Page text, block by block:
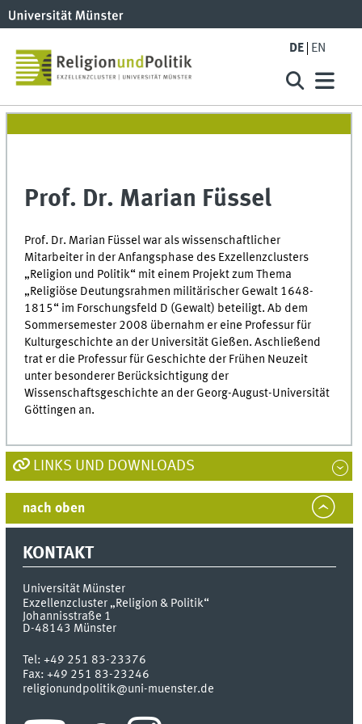
DE EN
Prof. Dr. Marian Füssel
Prof. Dr. Marian Füssel war als wissenschaftlicher
Mitarbeiter in der Anfangsphase des Exzellenzclusters
„Religion und Politik“ mit einem Projekt zum Thema
„Religiöse Deutungsrahmen militärischer Gewalt 1648-
1815“ im Forschungsfeld D (Gewalt) beteiligt. Ab dem
Sommersemester 2008 übernahm er eine Professur für
Kulturgeschichte an der Universität Gießen. Aschließend
trat er die Professur für Geschichte der Frühen Neuzeit
unter besonderer Berücksichtigung der
Wissenschaftsgeschichte an der Georg-August-Universität
Göttingen an.
LINKS UND DOWNLOADS
nach oben
KONTAKT
Universität Münster
Exzellenzcluster „Religion & Politik“
Johannisstraße 1
D-48143 Münster
Tel:+49 251 83-23376
Fax:+49 251 83-23246
religionundpolitik@uni-muenster.de